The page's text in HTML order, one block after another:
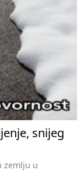
snijeg
zemlju u